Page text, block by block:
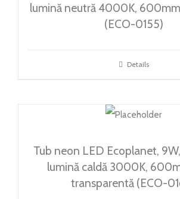
lumină neutră 4000K,
(ECO-0155)
Details
Tub neon LED Ecoplanet,
lumină caldă 3000K,
transparentă (ECO-